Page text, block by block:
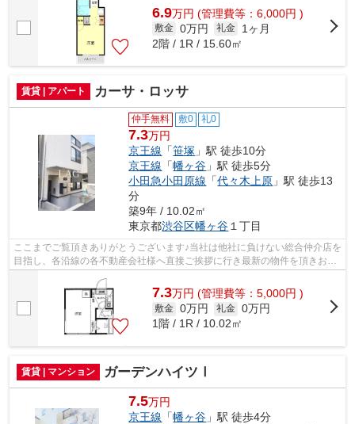
6.9万円 (管理費等：6,000円 )
敷金 0万円 礼金
1ヶ月
2階 / 1R / 15.60㎡
賃貸 | アパート カーサ・ロッサ
仲手無料 敷0 礼0
7.3万円
京王線 「笹塚 」駅 徒歩10分
京王線 「幡ヶ谷 」駅 徒歩5分
小田急小田原線 「代々木上原 」駅 徒歩13
分
築9年 / 10.02㎡
東京都渋谷区幡ヶ谷 １丁目
ここまでご覧頂きありがとうございます♪当社は他社に負けない総合仲介店を
目指し、各沿線の各不動産会社様へ直接ご挨拶に行き最新の物件を頂きお客
様へ提供しております！最新の情報は...
7.3万円 (管理費等：5,000円 )
敷金 0万円 礼金 0万円
1階 / 1R / 10.02㎡
賃貸 | マンション ガーデンハイツⅠ
7.5万円
京王線 「幡ヶ谷 」駅 徒歩4分